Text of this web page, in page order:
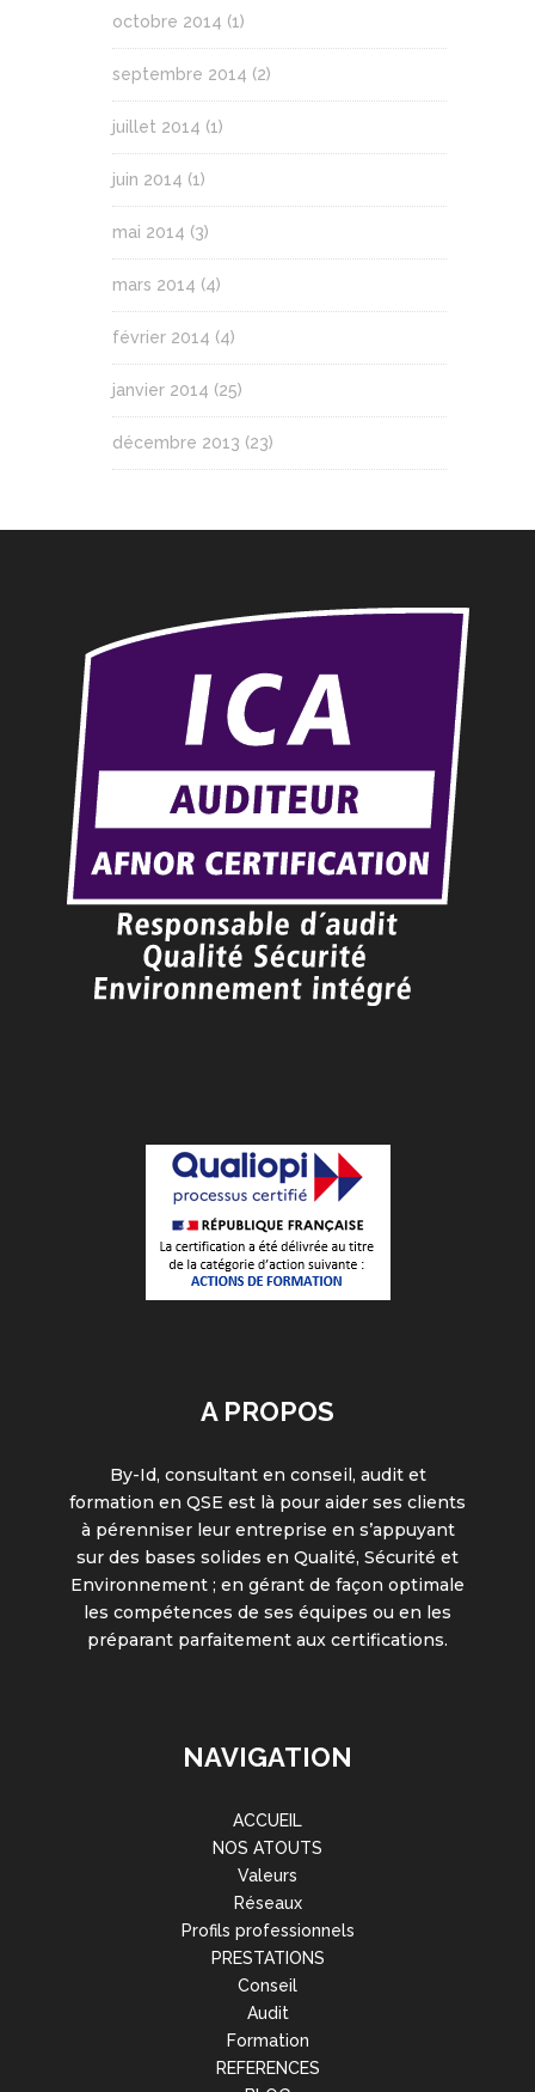
octobre 2014 (1)
septembre 2014 (2)
juillet 2014 (1)
juin 2014 (1)
mai 2014 (3)
mars 2014 (4)
février 2014 (4)
janvier 2014 (25)
décembre 2013 (23)
A PROPOS
By-Id, consultant en conseil, audit et
formation en QSE est là pour aider ses clients
à pérenniser leur entreprise en s’appuyant
sur des bases solides en Qualité, Sécurité et
Environnement ; en gérant de façon optimale
les compétences de ses équipes ou en les
préparant parfaitement aux certifications.
NAVIGATION
ACCUEIL
NOS ATOUTS
Valeurs
Réseaux
Profils professionnels
PRESTATIONS
Conseil
Audit
Formation
REFERENCES